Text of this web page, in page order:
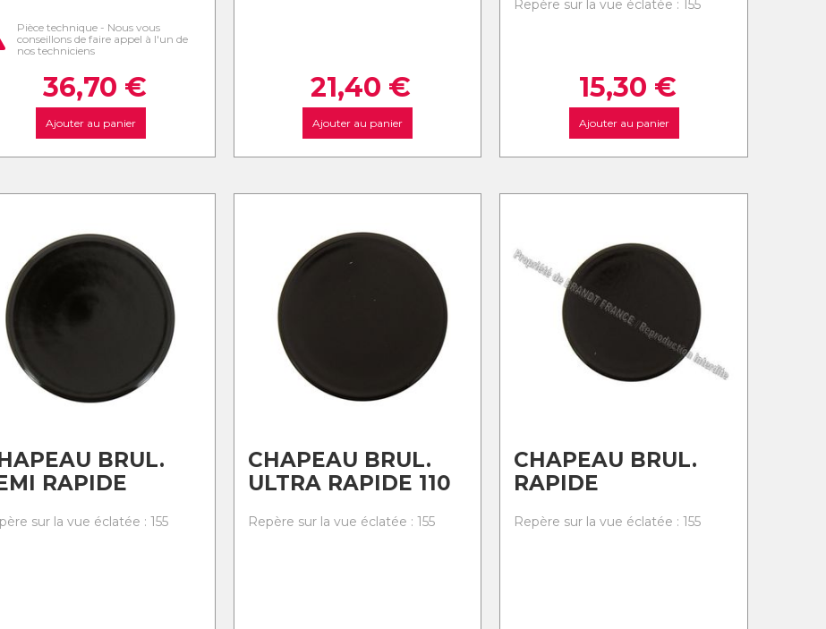
Pièce technique - Nous vous
conseillons de faire appel à l'un de
nos techniciens
36,70 €
Ajouter au panier
21,40 €
Ajouter au panier
Repère sur la vue éclatée : 155
15,30 €
Ajouter au panier
BRUL.
RAPIDE
sur la vue éclatée : 155
CHAPEAU BRUL.
ULTRA RAPIDE 110
Repère sur la vue éclatée : 155
CHAPEAU BRUL.
RAPIDE
Repère sur la vue éclatée : 155